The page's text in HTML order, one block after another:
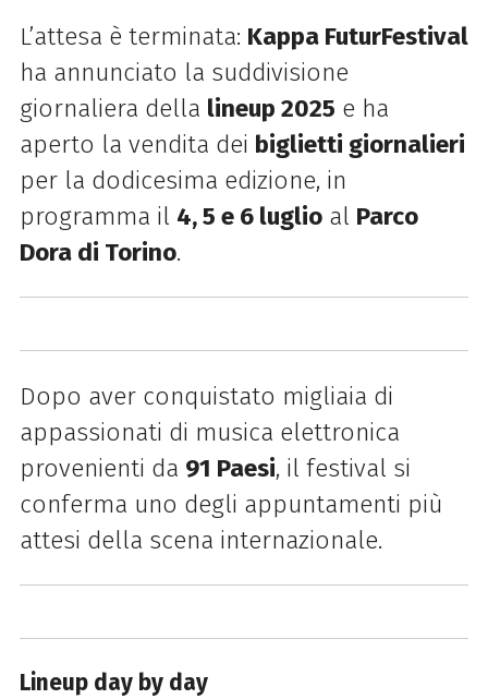
L’attesa è terminata: Kappa FuturFestival
ha annunciato la suddivisione
giornaliera della lineup 2025 e ha
aperto la vendita dei biglietti giornalieri
per la dodicesima edizione, in
programma il 4, 5 e 6 luglioal Parco
Dora di Torino.
Dopo aver conquistato migliaia di
appassionati di musica elettronica
provenienti da 91 Paesi, il festival si
conferma uno degli appuntamenti più
attesi della scena internazionale.
Lineup day by day